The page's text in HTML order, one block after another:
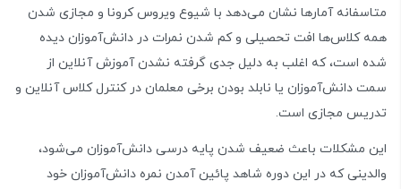
متاسفانه آمارها نشان می‌دهد با شیوع ویروس کرونا و مجازی شدن
همه کلاس‌ها افت تحصیلی و کم شدن نمرات در دانش‌آموزان دیده
شده است، که اغلب به دلیل جدی گرفته نشدن آموزش آنلاین از
سمت دانش‌آموزان یا نابلد بودن برخی معلمان در کنترل کلاس آنلاین و
تدریس مجازی است.
این مشکلات باعث ضعیف شدن پایه درسی دانش‌آموزان می‌شود،
والدینی که در این دوره شاهد پائین آمدن نمره دانش‌آموزان خود